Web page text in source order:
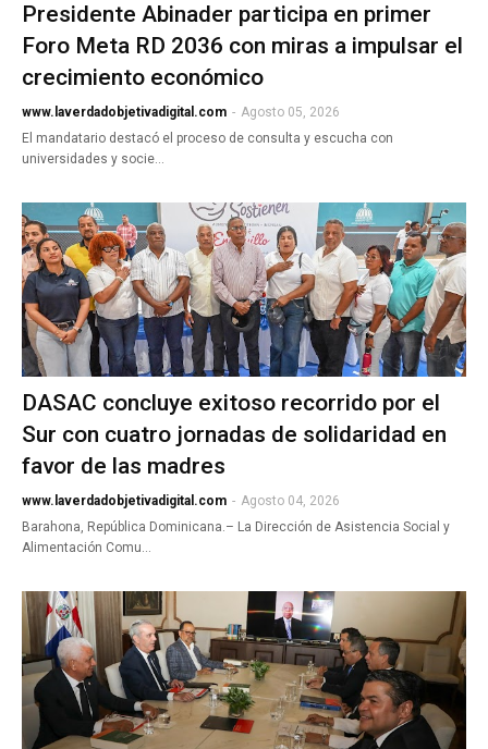
Presidente Abinader participa en primer
Foro Meta RD 2036 con miras a impulsar el
crecimiento económico
www.laverdadobjetivadigital.com - Agosto 05, 2026
El mandatario destacó el proceso de consulta y escucha con
universidades y socie…
DASAC concluye exitoso recorrido por el
Sur con cuatro jornadas de solidaridad en
favor de las madres
www.laverdadobjetivadigital.com - Agosto 04, 2026
Barahona, República Dominicana.– La Dirección de Asistencia Social y
Alimentación Comu…